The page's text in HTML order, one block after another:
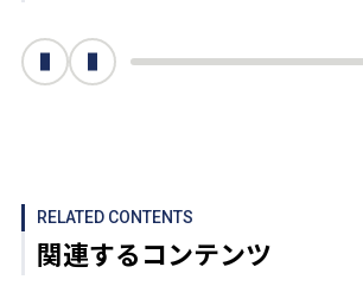
前へ
次へ
RELATED CONTENTS
関連するコンテンツ